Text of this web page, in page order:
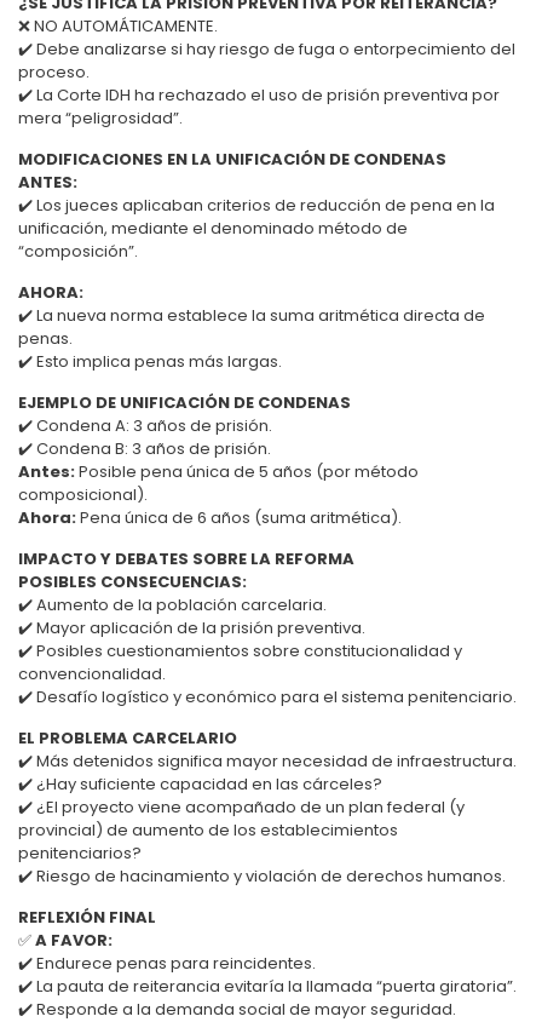
❌ NO AUTOMÁTICAMENTE.
✔️ Debe analizarse si hay riesgo de fuga o entorpecimiento del
proceso.
✔️ La Corte IDH ha rechazado el uso de prisión preventiva por
mera “peligrosidad”.
MODIFICACIONES EN LA UNIFICACIÓN DE CONDENAS
ANTES:
✔️ Los jueces aplicaban criterios de reducción de pena en la
unificación, mediante el denominado método de
“composición”.
AHORA:
✔️ La nueva norma establece la suma aritmética directa de
penas.
✔️ Esto implica penas más largas.
EJEMPLO DE UNIFICACIÓN DE CONDENAS
✔️ Condena A: 3 años de prisión.
✔️ Condena B: 3 años de prisión.
Antes:Posible pena única de 5 años (por método
composicional).
Ahora:Pena única de 6 años (suma aritmética).
IMPACTO Y DEBATES SOBRE LA REFORMA
POSIBLES CONSECUENCIAS:
✔️ Aumento de la población carcelaria.
✔️ Mayor aplicación de la prisión preventiva.
✔️ Posibles cuestionamientos sobre constitucionalidad y
convencionalidad.
✔️ Desafío logístico y económico para el sistema penitenciario.
EL PROBLEMA CARCELARIO
✔️ Más detenidos significa mayor necesidad de infraestructura.
✔️ ¿Hay suficiente capacidad en las cárceles?
✔️ ¿El proyecto viene acompañado de un plan federal (y
provincial) de aumento de los establecimientos
penitenciarios?
✔️ Riesgo de hacinamiento y violación de derechos humanos.
REFLEXIÓN FINAL
✅A FAVOR:
✔️ Endurece penas para reincidentes.
✔️ La pauta de reiterancia evitaría la llamada “puerta giratoria”.
✔️ Responde a la demanda social de mayor seguridad.